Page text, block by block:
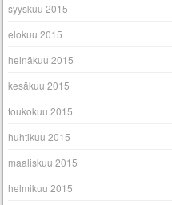
syyskuu 2015
elokuu 2015
heinäkuu 2015
kesäkuu 2015
toukokuu 2015
huhtikuu 2015
maaliskuu 2015
helmikuu 2015